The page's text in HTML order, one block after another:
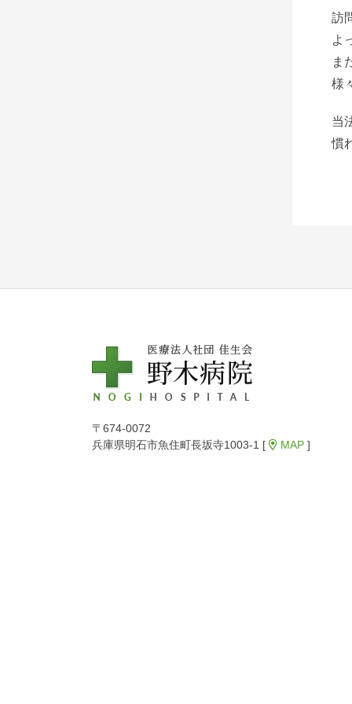
訪
よ
ま
様
当
慣
〒674-0072
兵庫県明石市魚住町長坂寺1003-1 [
MAP ]